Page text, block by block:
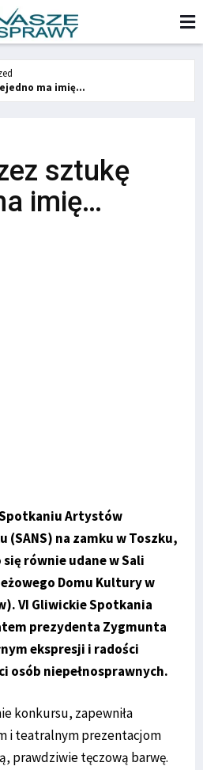
ma imię…
sztukę
imię…
Artystów
na zamku w Toszku,
równie udane w Sali
Domu Kultury w
VI Gliwickie Spotkania
prezydenta Zygmunta
ekspresji i radości
osób niepełnosprawnych.
konkursu, zapewniła
i teatralnym prezentacjom
prawdziwie tęczową barwę.